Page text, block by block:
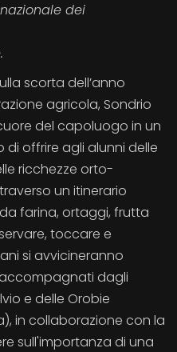
dei
scorta dell’anno
agricola, Sondrio
del capoluogo in un
offrire agli alunni delle
ricchezze orto-
un itinerario
farina, ortaggi, frutta
toccare e
si avvicineranno
dagli
e delle Orobie
in collaborazione con la
sull'importanza di una